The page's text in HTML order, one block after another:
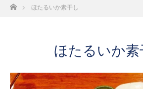
ホームほたるいか素干し
ほたるいか素